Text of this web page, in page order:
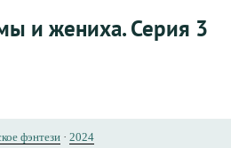
и жениха. Серия 3
фэнтези · 2024